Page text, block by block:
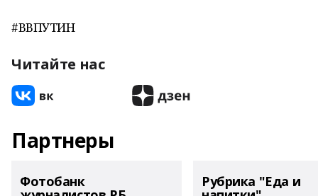
#ВВПУТИН
Читайте нас
Партнеры
Фотобанк Рубрика "Еда и